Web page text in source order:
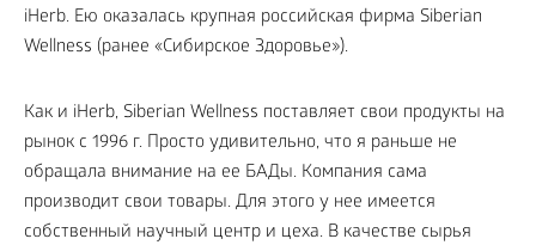
iHerb. Ею оказалась крупная российская фирма Siberian
Wellness (ранее «Сибирское Здоровье»).
Как и iHerb, Siberian Wellness поставляет свои продукты на
рынок с 1996 г. Просто удивительно, что я раньше не
обращала внимание на ее БАДы. Компания сама
производит свои товары. Для этого у нее имеется
собственный научный центр и цеха. В качестве сырья